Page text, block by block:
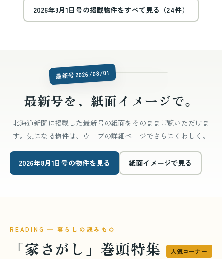
2026年8月1日号の掲載物件をすべて見る（24件）
最新号 2026/08/01issue-latest.jpg
最新号を、紙面イメージで。
北海道新聞に掲載した最新号の紙面をそのままご覧いただけま
す。気になる物件は、ウェブの詳細ページでさらにくわしく。
2026年8月1日号の物件を見る 紙面イメージで見る
READING ─ 暮らしの読みもの
「家さがし」巻頭特集 人気コーナー